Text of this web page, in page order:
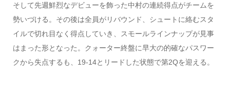
そして先週鮮烈なデビューを飾った中村の連続得点がチームを
勢いづける。その後は全員がリバウンド、シュートに絡むスタ
イルで切れ目なく得点していき、スモールラインナップが見事
はまった形となった。クォーター終盤に早大の的確なパスワー
クから失点するも、19-14とリードした状態で第2Qを迎える。